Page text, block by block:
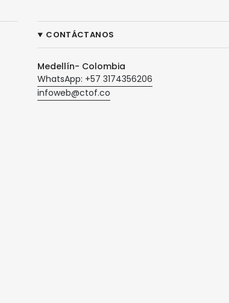
CONTÁCTANOS
Medellín- Colombia
WhatsApp: +57 3174356206
infoweb@ctof.co